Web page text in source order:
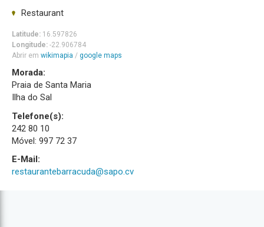
Restaurant
Latitude: 16.597826
Longitude: -22.906784
Abrir em wikimapia / google maps
Morada:
Praia de Santa Maria
Ilha do Sal
Telefone(s):
242 80 10
Móvel: 997 72 37
E-Mail:
restaurantebarracuda@sapo.cv